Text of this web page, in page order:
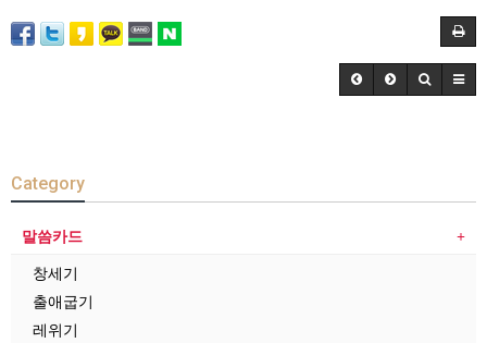
Category
말씀카드
창세기
출애굽기
레위기